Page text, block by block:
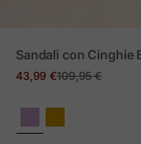
Sandali con Cinghie
Prezzo in offerta
43,99 €Prezzo normale
109,95 €